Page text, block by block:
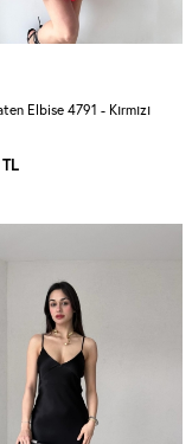
Elbise 4791 - Kırmızı
TL